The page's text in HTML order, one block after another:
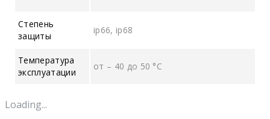
Степень
защиты
ip66, ip68
Температура
эксплуатации
от – 40 до 50 °C
Loading...